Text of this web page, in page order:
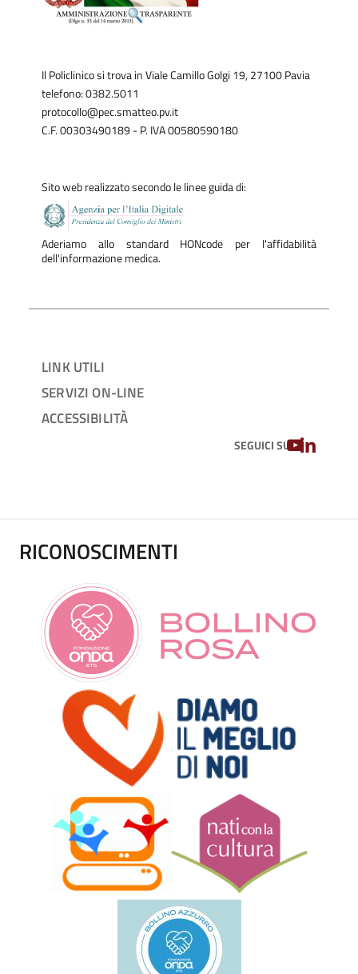
Il Policlinico si trova in Viale Camillo Golgi 19, 27100 Pavia
telefono: 0382.5011
protocollo@pec.smatteo.pv.it
C.F. 00303490189 - P. IVA 00580590180
Sito web realizzato secondo le linee guida di:
Aderiamo allo standard HONcode per l'affidabilità
dell'informazione medica.
LINK UTILI
SERVIZI ON-LINE
ACCESSIBILITÀ
SEGUICI SUYOUTUBE
LINKEDIN
RICONOSCIMENTI